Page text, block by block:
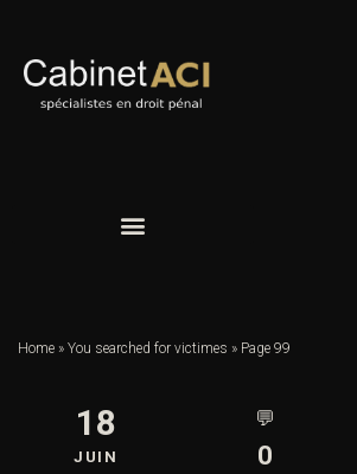
Home » You searched for victimes » Page 99
18
JUIN
💬
0